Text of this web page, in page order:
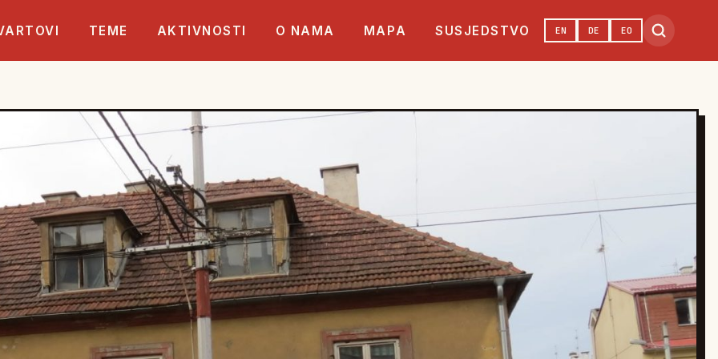
TEME AKTIVNOSTI O NAMA MAPA SUSJEDSTVO EN DE EO